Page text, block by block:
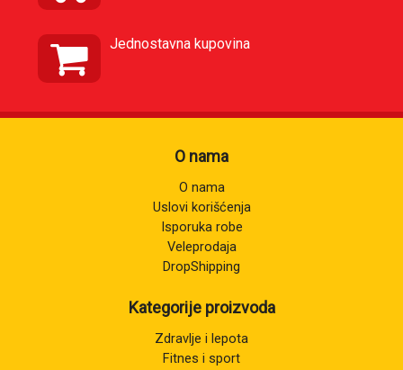
Jednostavna kupovina
O nama
O nama
Uslovi korišćenja
Isporuka robe
Veleprodaja
DropShipping
Kategorije proizvoda
Zdravlje i lepota
Fitnes i sport